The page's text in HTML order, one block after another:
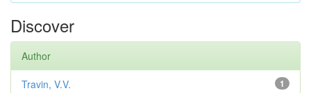
Discover
Author
1
Travin, V.V.